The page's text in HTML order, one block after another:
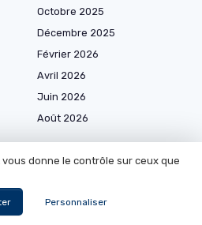
Octobre 2025
Décembre 2025
Février 2026
Avril 2026
Juin 2026
Août 2026
donne le contrôle sur ceux que
Personnaliser